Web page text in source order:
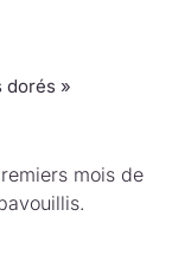
»
mois de